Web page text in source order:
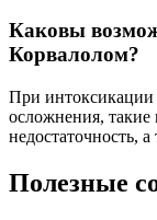
Каковы
Корвалолом?
При интоксикации
осложнения, такие
недостаточность,
Полезные